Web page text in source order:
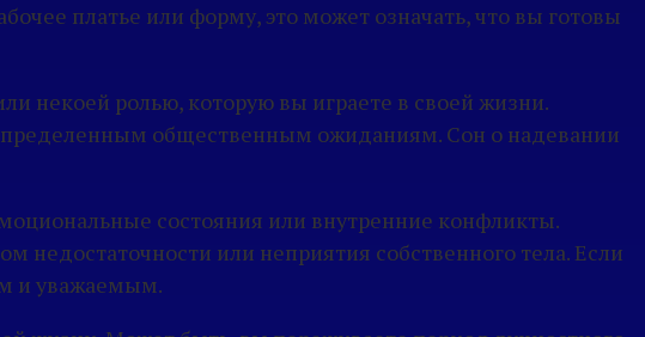
платье или форму, это может означать, что вы готовы
некоей ролью, которую вы играете в своей жизни.
общественным ожиданиям. Сон о надевании
состояния или внутренние конфликты.
недостаточности или неприятия собственного тела. Если
и уважаемым.